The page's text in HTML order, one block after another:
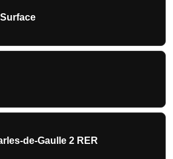
de-Gaulle 2 RER